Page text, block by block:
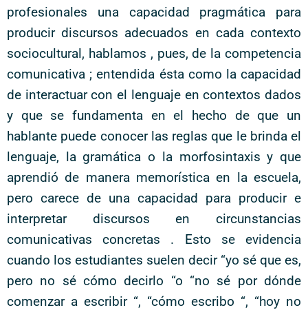
profesionales una capacidad pragmática para
producir discursos adecuados en cada contexto
sociocultural, hablamos , pues, de la competencia
comunicativa ; entendida ésta como la capacidad
de interactuar con el lenguaje en contextos dados
y que se fundamenta en el hecho de que un
hablante puede conocer las reglas que le brinda el
lenguaje, la gramática o la morfosintaxis y que
aprendió de manera memorística en la escuela,
pero carece de una capacidad para producir e
interpretar discursos en circunstancias
comunicativas concretas . Esto se evidencia
cuando los estudiantes suelen decir “yo sé que es,
pero no sé cómo decirlo “o “no sé por dónde
comenzar a escribir “, “cómo escribo “, “hoy no